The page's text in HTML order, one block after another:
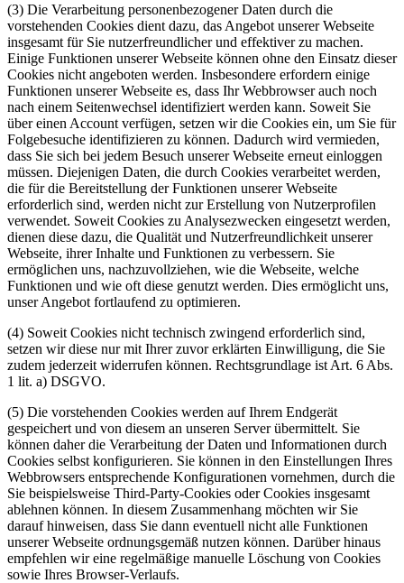
(3) Die Verarbeitung personenbezogener Daten durch die
vorstehenden Cookies dient dazu, das Angebot unserer Webseite
insgesamt für Sie nutzerfreundlicher und effektiver zu machen.
Einige Funktionen unserer Webseite können ohne den Einsatz dieser
Cookies nicht angeboten werden. Insbesondere erfordern einige
Funktionen unserer Webseite es, dass Ihr Webbrowser auch noch
nach einem Seitenwechsel identifiziert werden kann. Soweit Sie
über einen Account verfügen, setzen wir die Cookies ein, um Sie für
Folgebesuche identifizieren zu können. Dadurch wird vermieden,
dass Sie sich bei jedem Besuch unserer Webseite erneut einloggen
müssen. Diejenigen Daten, die durch Cookies verarbeitet werden,
die für die Bereitstellung der Funktionen unserer Webseite
erforderlich sind, werden nicht zur Erstellung von Nutzerprofilen
verwendet. Soweit Cookies zu Analysezwecken eingesetzt werden,
dienen diese dazu, die Qualität und Nutzerfreundlichkeit unserer
Webseite, ihrer Inhalte und Funktionen zu verbessern. Sie
ermöglichen uns, nachzuvollziehen, wie die Webseite, welche
Funktionen und wie oft diese genutzt werden. Dies ermöglicht uns,
unser Angebot fortlaufend zu optimieren.
(4) Soweit Cookies nicht technisch zwingend erforderlich sind,
setzen wir diese nur mit Ihrer zuvor erklärten Einwilligung, die Sie
zudem jederzeit widerrufen können. Rechtsgrundlage ist Art. 6 Abs.
1 lit. a) DSGVO.
(5) Die vorstehenden Cookies werden auf Ihrem Endgerät
gespeichert und von diesem an unseren Server übermittelt. Sie
können daher die Verarbeitung der Daten und Informationen durch
Cookies selbst konfigurieren. Sie können in den Einstellungen Ihres
Webbrowsers entsprechende Konfigurationen vornehmen, durch die
Sie beispielsweise Third-Party-Cookies oder Cookies insgesamt
ablehnen können. In diesem Zusammenhang möchten wir Sie
darauf hinweisen, dass Sie dann eventuell nicht alle Funktionen
unserer Webseite ordnungsgemäß nutzen können. Darüber hinaus
empfehlen wir eine regelmäßige manuelle Löschung von Cookies
sowie Ihres Browser-Verlaufs.